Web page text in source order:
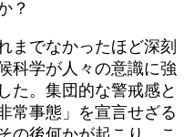
？
までなかったほど深刻
科学が人々の意識に強
た。集団的な警戒感と
常事態」を宣言せざる